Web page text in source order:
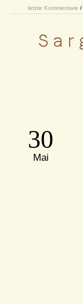
letzte Kommentare /
30
Mai